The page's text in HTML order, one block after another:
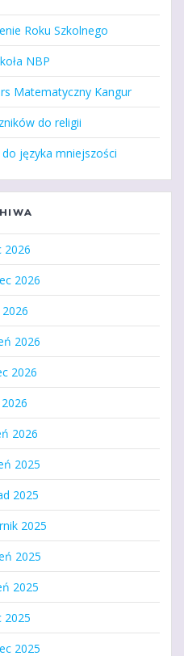
Roku Szkolnego
NBP
Matematyczny Kangur
do religii
języka mniejszości
2026
2026
2026
2026
2026
2025
2025
2025
2025
2025
2025
2025